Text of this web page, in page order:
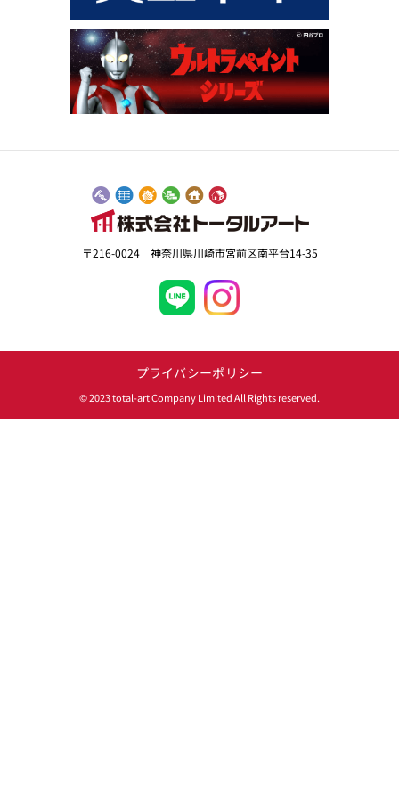
〒216-0024 神奈川県川崎市宮前区南平台14-35
プライバシーポリシー
© 2023 total-art Company Limited All Rights reserved.